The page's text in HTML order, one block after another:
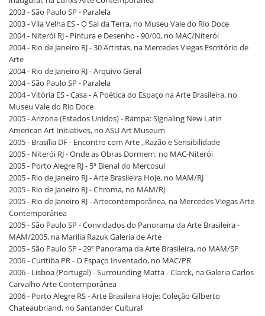
2003 - São Paulo SP - Paralela
2003 - Vila Velha ES - O Sal da Terra, no Museu Vale do Rio Doce
2004 - Niterói RJ - Pintura e Desenho - 90/00, no MAC/Niterói
2004 - Rio de Janeiro RJ - 30 Artistas, na Mercedes Viegas Escritório de
Arte
2004 - Rio de Janeiro RJ - Arquivo Geral
2004 - São Paulo SP - Paralela
2004 - Vitória ES - Casa - A Poética do Espaço na Arte Brasileira, no
Museu Vale do Rio Doce
2005 - Arizona (Estados Unidos) - Rampa: Signaling New Latin
American Art Initiatives, no ASU Art Museum
2005 - Brasília DF - Encontro com Arte , Razão e Sensibilidade
2005 - Niterói RJ - Onde as Obras Dormem, no MAC-Niterói
2005 - Porto Alegre RJ - 5ª Bienal do Mercosul
2005 - Rio de Janeiro RJ - Arte Brasileira Hoje, no MAM/RJ
2005 - Rio de Janeiro RJ - Chroma, no MAM/RJ
2005 - Rio de Janeiro RJ - Artecontemporânea, na Mercedes Viegas Arte
Contemporânea
2005 - São Paulo SP - Convidados do Panorama da Arte Brasileira -
MAM/2005, na Marília Razuk Galeria de Arte
2005 - São Paulo SP - 29º Panorama da Arte Brasileira, no MAM/SP
2006 - Curitiba PR - O Espaço Inventado, no MAC/PR
2006 - Lisboa (Portugal) - Surrounding Matta - Clarck, na Galeria Carlos
Carvalho Arte Contemporânea
2006 - Porto Alegre RS - Arte Brasileira Hoje: Coleção Gilberto
Chateaubriand, no Santander Cultural